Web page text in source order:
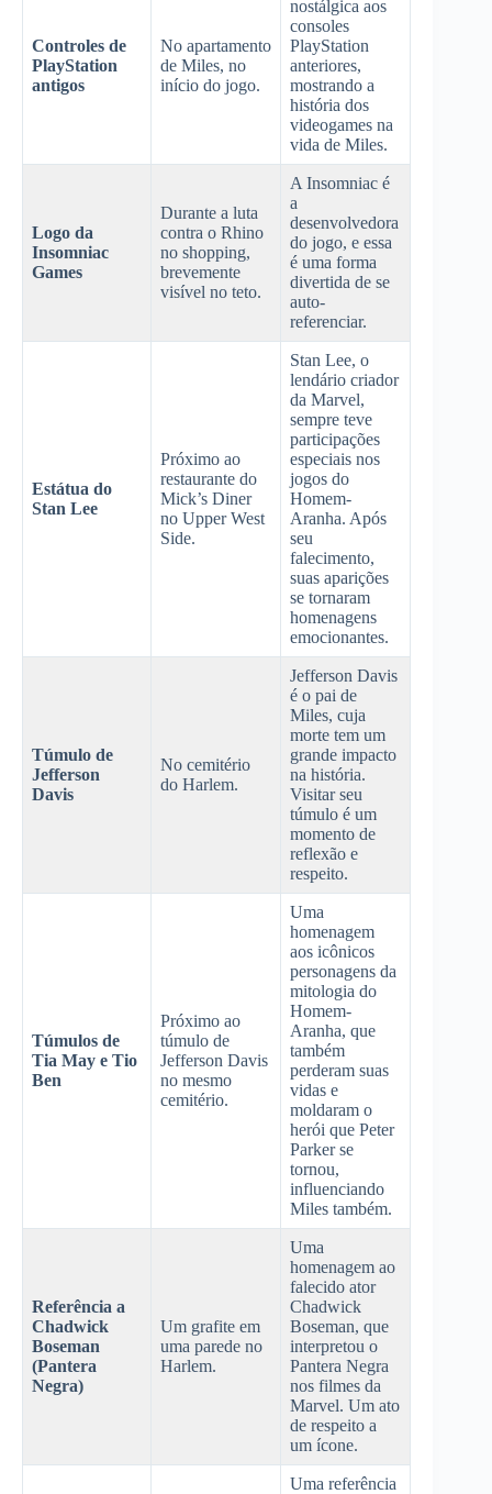
Controles de
PlayStation
antigos
No apartamento
de Miles, no
início do jogo.
nostálgica aos
consoles
PlayStation
anteriores,
mostrando a
história dos
videogames na
vida de Miles.
Logo da
Insomniac
Games
Durante a luta
contra o Rhino
no shopping,
brevemente
visível no teto.
A Insomniac é
a
desenvolvedora
do jogo, e essa
é uma forma
divertida de se
auto-
referenciar.
Estátua do
Stan Lee
Próximo ao
restaurante do
Mick’s Diner
no Upper West
Side.
Stan Lee, o
lendário criador
da Marvel,
sempre teve
participações
especiais nos
jogos do
Homem-
Aranha. Após
seu
falecimento,
suas aparições
se tornaram
homenagens
emocionantes.
Túmulo de
Jefferson
Davis
No cemitério
do Harlem.
Jefferson Davis
é o pai de
Miles, cuja
morte tem um
grande impacto
na história.
Visitar seu
túmulo é um
momento de
reflexão e
respeito.
Túmulos de
Tia May e Tio
Ben
Próximo ao
túmulo de
Jefferson Davis
no mesmo
cemitério.
Uma
homenagem
aos icônicos
personagens da
mitologia do
Homem-
Aranha, que
também
perderam suas
vidas e
moldaram o
herói que Peter
Parker se
tornou,
influenciando
Miles também.
Referência a
Chadwick
Boseman
(Pantera
Negra)
Um grafite em
uma parede no
Harlem.
Uma
homenagem ao
falecido ator
Chadwick
Boseman, que
interpretou o
Pantera Negra
nos filmes da
Marvel. Um ato
de respeito a
um ícone.
Uma referência